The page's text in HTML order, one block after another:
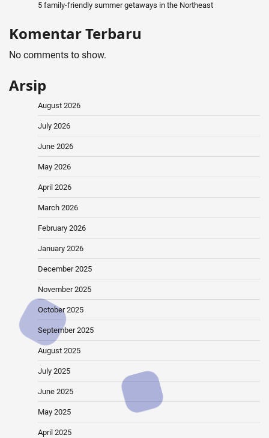
5 family-friendly summer getaways in the Northeast
Komentar Terbaru
No comments to show.
Arsip
August 2026
July 2026
June 2026
May 2026
April 2026
March 2026
February 2026
January 2026
December 2025
November 2025
October 2025
September 2025
August 2025
July 2025
June 2025
May 2025
April 2025